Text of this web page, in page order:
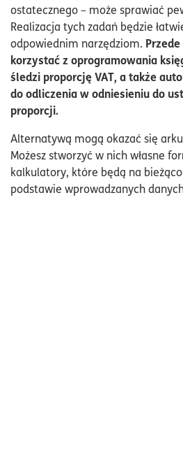
ostatecznego – może sprawiać
Realizacja tych zadań będzie
odpowiednim narzędziom.
korzystać z oprogramowania
śledzi proporcję VAT, a także
do odliczenia w odniesieniu do
proporcji.
Alternatywą mogą okazać się
Możesz stworzyć w nich własne
kalkulatory, które będą na
podstawie wprowadzanych